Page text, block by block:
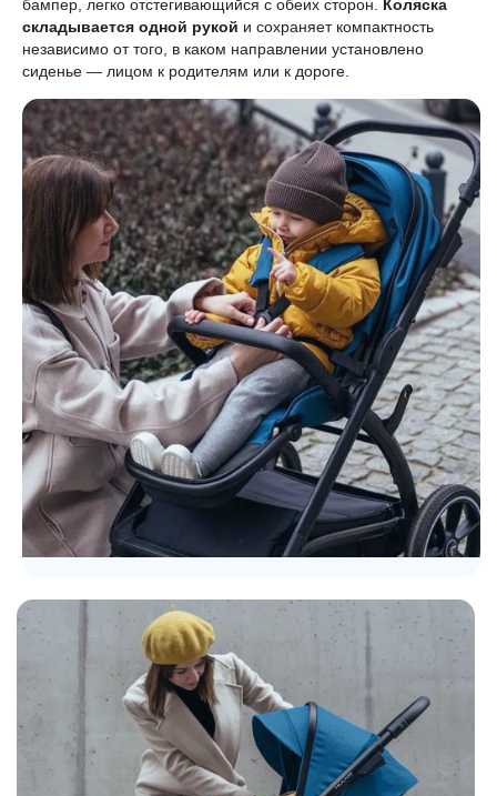
бампер, легко отстегивающийся с обеих сторон. Коляска
складывается одной рукой и сохраняет компактность
независимо от того, в каком направлении установлено
сиденье — лицом к родителям или к дороге.